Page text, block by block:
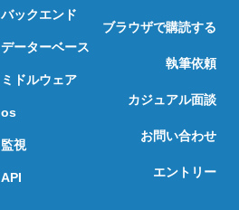
バックエンド
データーベース
ミドルウェア
os
監視
API
ブラウザで購読する
執筆依頼
カジュアル面談
お問い合わせ
エントリー